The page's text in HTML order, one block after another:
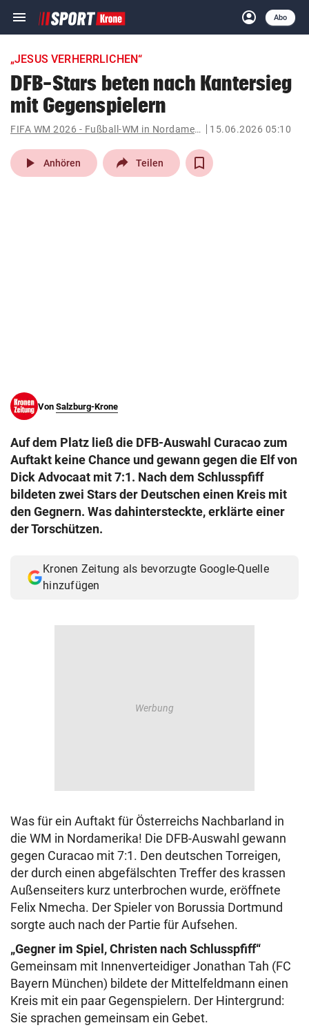
menu Navigation
ein-/ausklappen
account_circle
Anmelden
Abo
close Schließen
account_circle Anmelden
pin_drop
Wien arrow_right
„JESUS VERHERRLICHEN“
DFB-Stars beten nach Kantersieg
mit Gegenspielern
FIFA WM 2026 - Fußball-WM in Nordamerika 15.06.2026 05:10
play_arrow Anhören Teilen
Von Salzburg-Krone
Auf dem Platz ließ die DFB-Auswahl Curacao zum
Auftakt keine Chance und gewann gegen die Elf von
Dick Advocaat mit 7:1. Nach dem Schlusspfiff
bildeten zwei Stars der Deutschen einen Kreis mit
den Gegnern. Was dahintersteckte, erklärte einer
der Torschützen.
Kronen Zeitung als bevorzugte Google-Quelle
hinzufügen
Was für ein Auftakt für Österreichs Nachbarland in
die WM in Nordamerika! Die DFB-Auswahl gewann
gegen Curacao mit 7:1. Den deutschen Torreigen,
der durch einen abgefälschten Treffer des krassen
Außenseiters kurz unterbrochen wurde, eröffnete
Felix Nmecha. Der Spieler von Borussia Dortmund
sorgte auch nach der Partie für Aufsehen.
„Gegner im Spiel, Christen nach Schlusspfiff“
Gemeinsam mit Innenverteidiger Jonathan Tah (FC
Bayern München) bildete der Mittelfeldmann einen
Kreis mit ein paar Gegenspielern. Der Hintergrund:
Sie sprachen gemeinsam ein Gebet.